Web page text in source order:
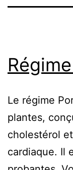
Le régime
plantes,
cholestérol
cardiaque. Il